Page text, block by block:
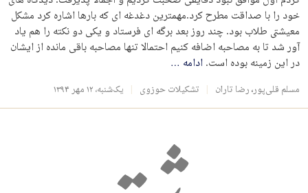
خود را با صداقت مطرح کرد.مهمترین دغدغه ای که بارها اشاره کرد مشکل
معیشتی طلاب بود. چند روز بعد برگه ای فرستاد و یکی دو نکته را هم یاد
آور شد تا به مصاحبه اضافه کنیم احتمالا تنها مصاحبه باقی مانده از ایشان
در این زمینه بوده است.ادامه …
مسلم قلی‌پور،رضا تاران تشکیلات حوزوی یک‌شنبه، ۱۲ مهر ۱۳۹۴